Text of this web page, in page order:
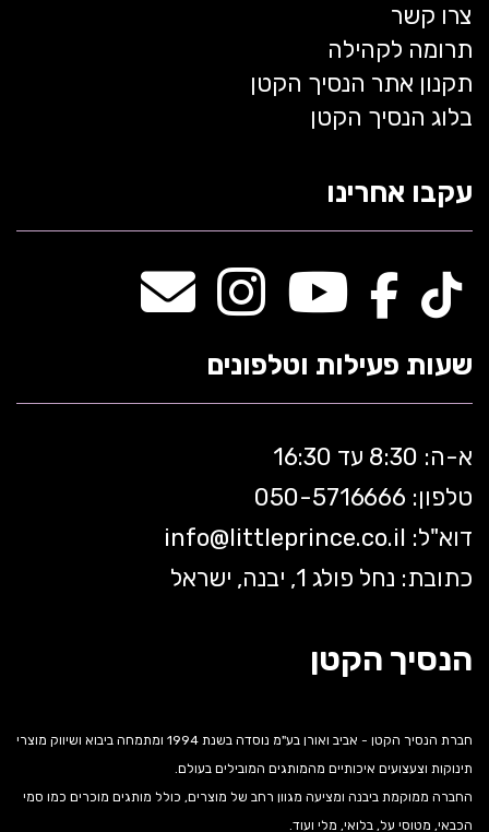
צרו קשר
תרומה לקהילה
תקנון אתר הנסיך הקטן
בלוג הנסיך הקטן
עקבו אחרינו
שעות פעילות וטלפונים
א-ה: 8:30 עד 16:30
טלפון: 050-5 716666
דוא"ל:
info@littleprince.co.il
כתובת: נחל פולג 1, יבנה, ישראל
הנסיך הקטן
חברת הנסיך הקטן - אביב ואורן בע"מ נוסדה בשנת 1994 ומתמחה ביבוא ושיווק מוצרי
תינוקות וצעצועים איכותיים מהמותגים המובילים בעולם.
החברה ממוקמת ביבנה ומציעה מגוון רחב של מוצרים, כולל מותגים מוכרים כמו סמי
הכבאי, מטוסי על, בלואי, מלי ועוד.